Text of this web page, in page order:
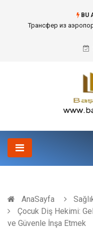
BU
Kafes Sandık ve
AnaSayfa
Çocuk Diş Hekimi:
ve Güvenle İnşa Etmek